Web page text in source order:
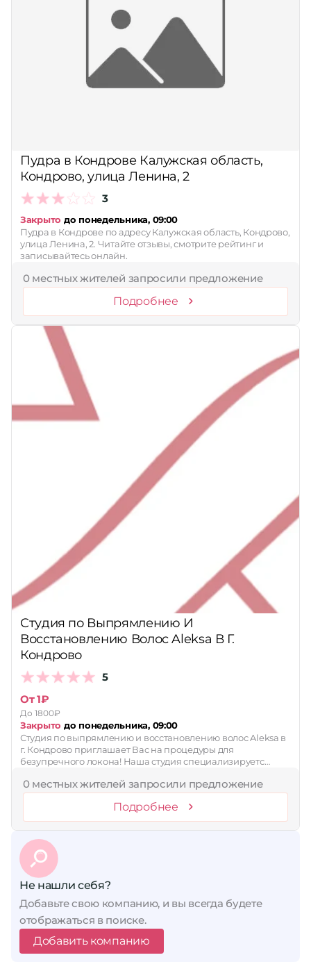
Пудра в Кондрове Калужская область,
Кондрово, улица Ленина, 2
3
Закрыто до понедельника, 09:00
Пудра в Кондрове по адресу Калужская область, Кондрово,
улица Ленина, 2. Читайте отзывы, смотрите рейтинг и
записывайтесь онлайн.
0 местных жителей запросили предложение
Подробнее
Студия по Выпрямлению И
Восстановлению Волос Aleksa В Г.
Кондрово
5
От 1₽
До 1800₽
Закрыто до понедельника, 09:00
Студия по выпрямлению и восстановлению волос Aleksa в
г. Кондрово приглашает Вас на процедуры для
безупречного локона! Наша студия специализируетс…
0 местных жителей запросили предложение
Подробнее
Не нашли себя?
Добавьте свою компанию, и вы всегда будете
отображаться в поиске.
Добавить компанию